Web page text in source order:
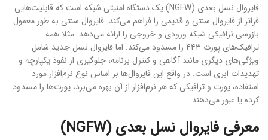
فایروال نسل بعدی (NGFW) یک دستگاه امنیتی شبکه است که قابلیت‌هایی
فراتر از فایروال سنتی و قدیمی را فراهم می‌کند. فایروال سنتی به طور معمول
بازرسی ترافیکی شبکه ورودی و خروجی را ارائه می‌دهد. مثلا همه
ترافیک‌های پورت ۴۴۳ را مسدود می‌کند. اما فایروال نسل جدید شامل
ویژگی‌های دیگری مانند آگاهی و کنترل برنامه، جلوگیری از نفوذ یکپارچه و
تهدیدات ابری است. در واقع این فایروال‌ها بر اساس نوع نرم‌افزار مورد
استفاده، پورت و ترافیکی که هر نرم‌افزار از آن بهره می‌برد، پورت‌ها را مسدود
کرده یا عبور می‌دهند.
معرفی فایروال نسل بعدی (NGFW)